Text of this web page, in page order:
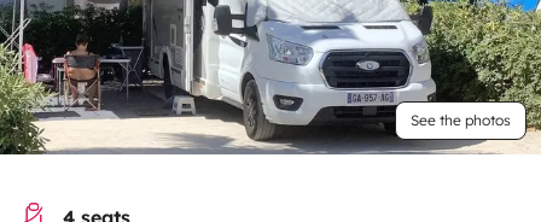
See the photos
4 seats